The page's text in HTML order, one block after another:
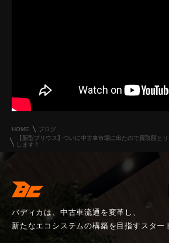
HOME
ブログ
【新型プリウス】ついに中古車市場に出たので買取額と
します！
バディカは、中古車流通を変革し、
新たなエコシステムの構築を目指すスター